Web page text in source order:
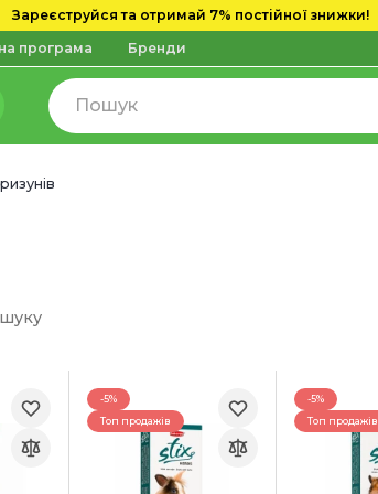
Зареєструйся та отримай 7% постійної знижки!
програма Бренди
-5%
Топ продажів
-5%
Топ продажів